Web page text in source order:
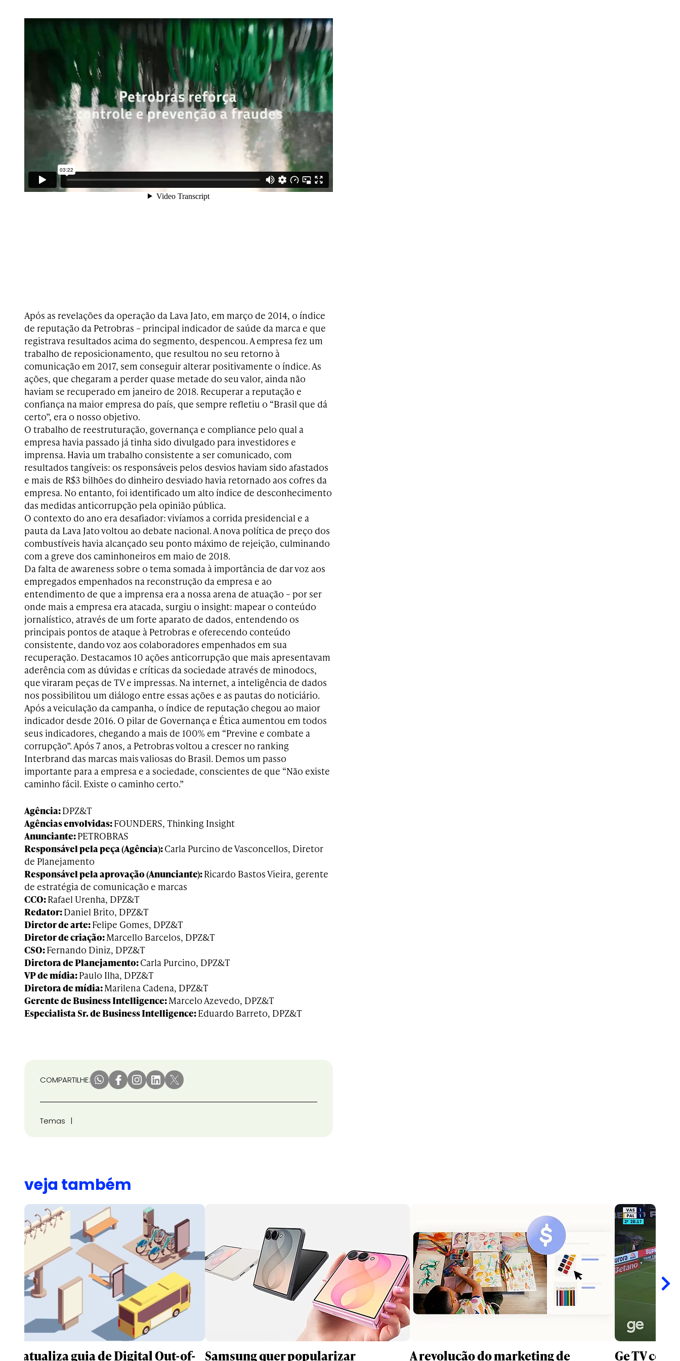
Após as revelações da operação da Lava Jato, em março de 2014, o índice
de reputação da Petrobras – principal indicador de saúde da marca e que
registrava resultados acima do segmento, despencou. A empresa fez um
trabalho de reposicionamento, que resultou no seu retorno à
comunicação em 2017, sem conseguir alterar positivamente o índice. As
ações, que chegaram a perder quase metade do seu valor, ainda não
haviam se recuperado em janeiro de 2018. Recuperar a reputação e
confiança na maior empresa do país, que sempre refletiu o “Brasil que dá
certo”, era o nosso objetivo.
O trabalho de reestruturação, governança e compliance pelo qual a
empresa havia passado já tinha sido divulgado para investidores e
imprensa. Havia um trabalho consistente a ser comunicado, com
resultados tangíveis: os responsáveis pelos desvios haviam sido afastados
e mais de R$3 bilhões do dinheiro desviado havia retornado aos cofres da
empresa. No entanto, foi identificado um alto índice de desconhecimento
das medidas anticorrupção pela opinião pública.
O contexto do ano era desafiador: vivíamos a corrida presidencial e a
pauta da Lava Jato voltou ao debate nacional. A nova política de preço dos
combustíveis havia alcançado seu ponto máximo de rejeição, culminando
com a greve dos caminhoneiros em maio de 2018.
Da falta de awareness sobre o tema somada à importância de dar voz aos
empregados empenhados na reconstrução da empresa e ao
entendimento de que a imprensa era a nossa arena de atuação – por ser
onde mais a empresa era atacada, surgiu o insight: mapear o conteúdo
jornalístico, através de um forte aparato de dados, entendendo os
principais pontos de ataque à Petrobras e oferecendo conteúdo
consistente, dando voz aos colaboradores empenhados em sua
recuperação. Destacamos 10 ações anticorrupção que mais apresentavam
aderência com as dúvidas e críticas da sociedade através de minodocs,
que viraram peças de TV e impressas. Na internet, a inteligência de dados
nos possibilitou um diálogo entre essas ações e as pautas do noticiário.
Após a veiculação da campanha, o índice de reputação chegou ao maior
indicador desde 2016. O pilar de Governança e Ética aumentou em todos
seus indicadores, chegando a mais de 100% em “Previne e combate a
corrupção”. Após 7 anos, a Petrobras voltou a crescer no ranking
Interbrand das marcas mais valiosas do Brasil. Demos um passo
importante para a empresa e a sociedade, conscientes de que “Não existe
caminho fácil. Existe o caminho certo.”
Agência:DPZ&T
Agências envolvidas:FOUNDERS, Thinking Insight
Anunciante:PETROBRAS
Responsável pela peça (Agência):Carla Purcino de Vasconcellos, Diretor
de Planejamento
Responsável pela aprovação (Anunciante):Ricardo Bastos Vieira, gerente
de estratégia de comunicação e marcas
CCO:Rafael Urenha, DPZ&T
Redator:Daniel Brito, DPZ&T
Diretor de arte:Felipe Gomes, DPZ&T
Diretor de criação:Marcello Barcelos, DPZ&T
CSO:Fernando Diniz, DPZ&T
Diretora de Planejamento:Carla Purcino, DPZ&T
VP de mídia:Paulo Ilha, DPZ&T
Diretora de mídia:Marilena Cadena, DPZ&T
Gerente de Business Intelligence:Marcelo Azevedo, DPZ&T
Especialista Sr. de Business Intelligence:Eduardo Barreto, DPZ&T
COMPARTILHE:
Temas
veja também
IAB atualiza guia de Digital Out-of- Samsung quer popularizar A revolução do marketing de Ge TV